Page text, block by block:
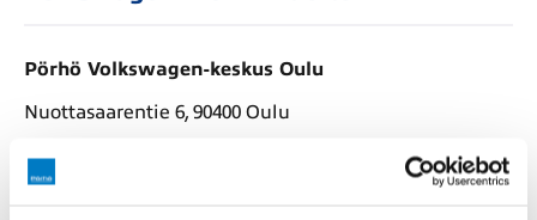
Pörhö Volkswagen-keskus Oulu
Nuottasaarentie 6, 90400 Oulu